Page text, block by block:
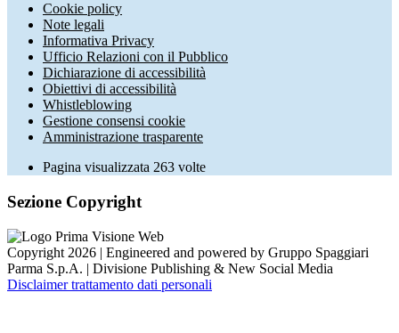
Cookie policy
Note legali
Informativa Privacy
Ufficio Relazioni con il Pubblico
Dichiarazione di accessibilità
Obiettivi di accessibilità
Whistleblowing
Gestione consensi cookie
Amministrazione trasparente
Pagina visualizzata 263 volte
Sezione Copyright
Copyright 2026 | Engineered and powered by Gruppo Spaggiari
Parma S.p.A. | Divisione Publishing & New Social Media
Disclaimer trattamento dati personali